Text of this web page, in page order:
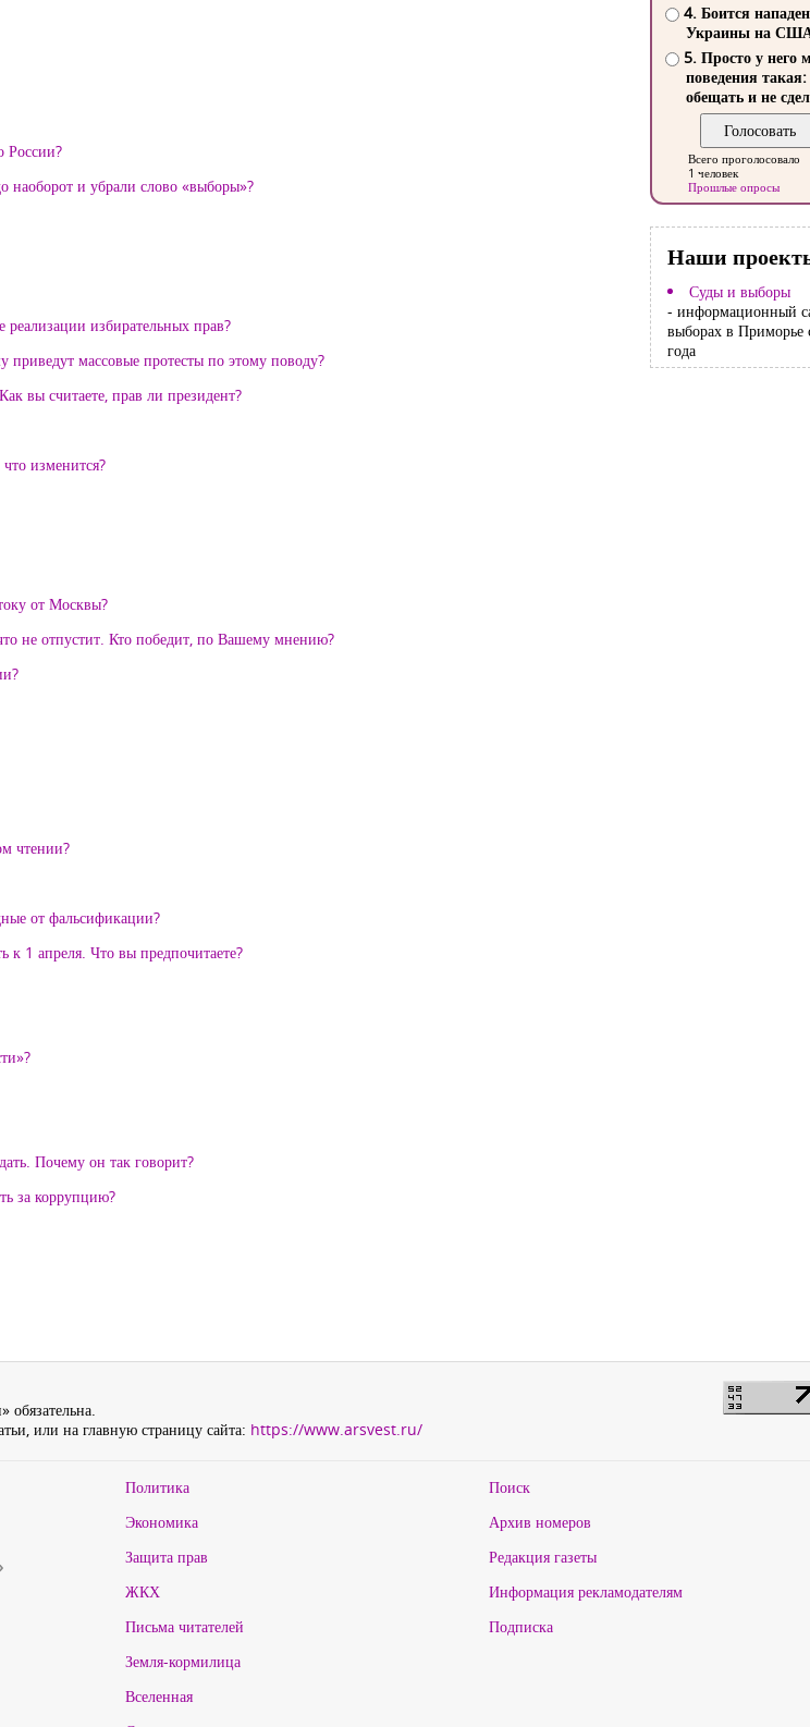
России?
наоборот и убрали слово «выборы»?
реализации избирательных прав?
массовые протесты по этому поводу?
вы считаете, прав ли президент?
изменится?
от Москвы?
не отпустит. Кто победит, по Вашему мнению?
чтении?
от фальсификации?
к 1 апреля. Что вы предпочитаете?
Почему он так говорит?
за коррупцию?
4. Боится
Украины на
5. Просто у него
поведения такая:
обещать и не
Всего проголосовало
1 человек
Прошлые опросы
Наши
Суды и выборы
- информационный
выборах в Приморье
года
обязательна.
или на главную страницу сайта: https://www.arsvest.ru/
Политика
Экономика
Защита прав
ЖКХ
Письма читателей
Земля-кормилица
Вселенная
Поиск
Архив номеров
Редакция газеты
Информация рекламодателям
Подписка